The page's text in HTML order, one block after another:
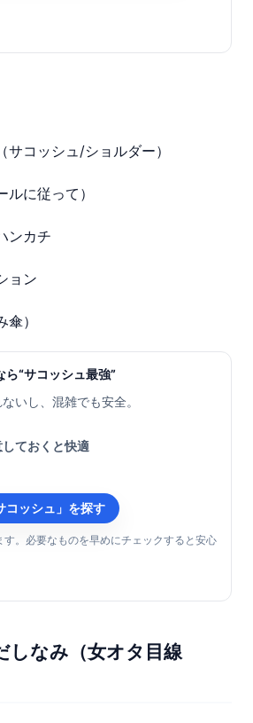
サコッシュ/ショルダー）
に従って）
ンカチ
ョン
）
“サコッシュ最強”
いし、混雑でも安全。
ておくと快適
コッシュ」を探す
。必要なものを早めにチェックすると安心
しなみ（女オタ目線